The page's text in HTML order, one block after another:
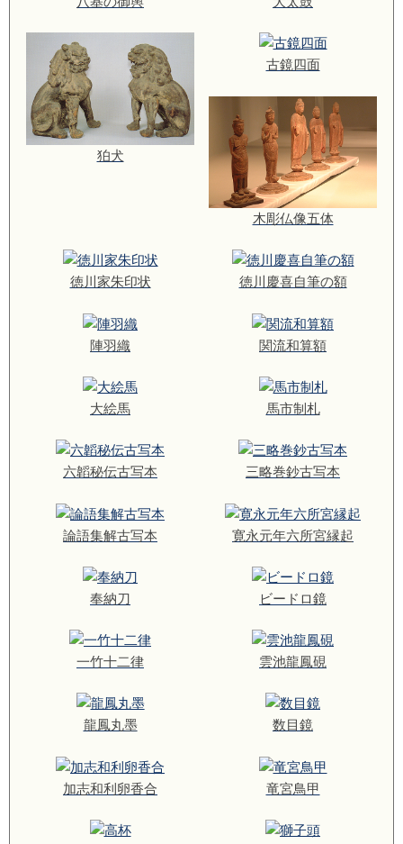
狛犬
古鏡四面
木彫仏像五体
徳川家朱印状 徳川慶喜自筆の額
陣羽織 関流和算額
大絵馬 馬市制札
六韜秘伝古写本 三略巻鈔古写本
論語集解古写本 寛永元年六所宮縁起
奉納刀 ビードロ鏡
一竹十二律 雲池龍鳳硯
龍鳳丸墨 数目鏡
加志和利卵香合 竜宮鳥甲